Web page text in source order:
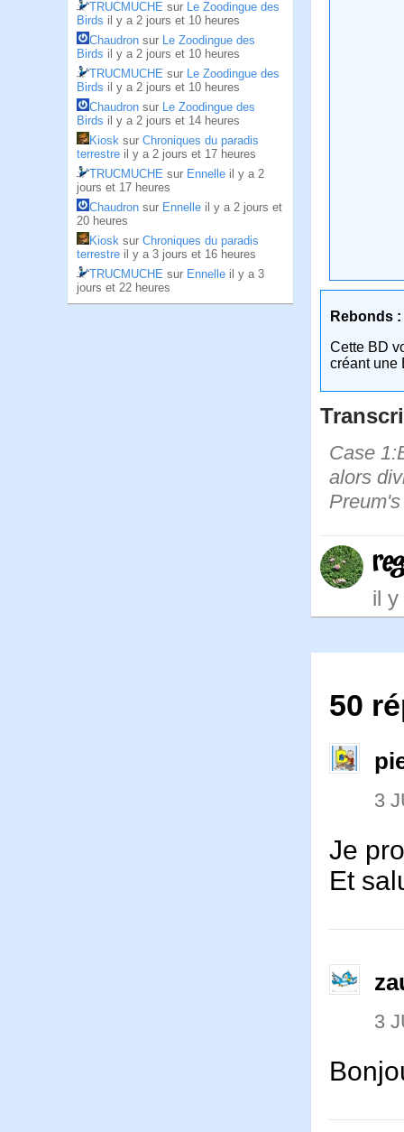
TRUCMUCHE sur Le Zoodingue des
Birds il y a 2 jours et 10 heures
Chaudron sur Le Zoodingue des
Birds il y a 2 jours et 10 heures
TRUCMUCHE sur Le Zoodingue des
Birds il y a 2 jours et 10 heures
Chaudron sur Le Zoodingue des
Birds il y a 2 jours et 14 heures
Kiosk sur Chroniques du paradis
terrestre il y a 2 jours et 17 heures
TRUCMUCHE sur Ennelle il y a 2
jours et 17 heures
Chaudron sur Ennelle il y a 2 jours et
20 heures
Kiosk sur Chroniques du paradis
terrestre il y a 3 jours et 16 heures
TRUCMUCHE sur Ennelle il y a 3
jours et 22 heures
Rebonds :
Cette BD
créant une
Case
alors
il y
50
3
Je
Et
3